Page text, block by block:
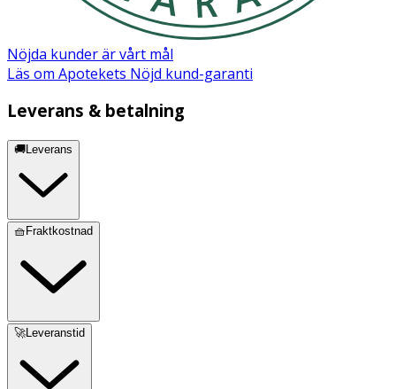
Nöjda kunder är vårt mål
Läs om Apotekets Nöjd kund-garanti
Leverans & betalning
🚚Leverans
🧺Fraktkostnad
🚀Leveranstid